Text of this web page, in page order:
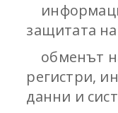
защитата
обменът
регистри,
данни и